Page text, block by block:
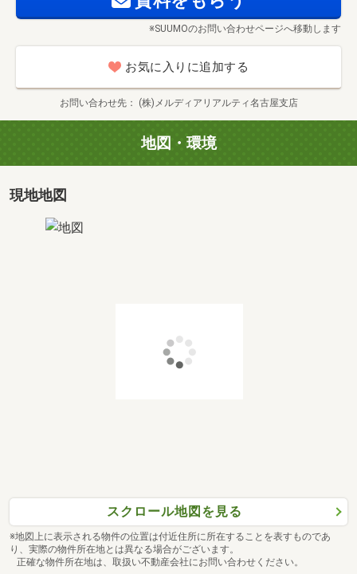
■会社の強みのご紹介(30分～)
気軽にお問い合わせ下さい。
詳しい資料やパンフレットもご用意しております。
当物件以外にも、お客様のお探しの物件の条件をお伝えい
ただければ条件に合った物件をお探し致します！
＊＊＊＊＊＊＊＊＊＊＊＊＊＊＊＊＊＊＊＊＊＊＊＊
など、様々な事情で外出が難しいお客様には、オンライン
通話でのお打合せも実施しております♪
物件の詳細説明、資金計画、物件探しの注意点など、現地
※SUUMOのお問い合わせページへ移動します
お気に入りに追加する
お問い合わせ先 (株)メルディアリアルティ名古屋支店
地図・環境
現地地図
スクロール地図を見る
※地図上に表示される物件の位置は付近住所に所在することを表すものであ
り、実際の物件所在地とは異なる場合がございます。
正確な物件所在地は、取扱い不動産会社にお問い合わせください。